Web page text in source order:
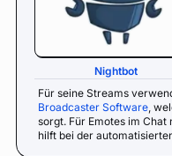
Für seine Streams
Broadcaster Software,
sorgt. Für Emotes im Chat
hilft bei der
Nightbot